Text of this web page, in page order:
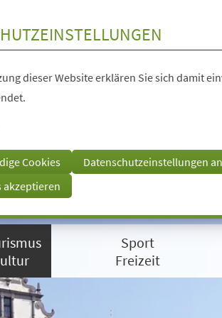
dieser Website erklären Sie sich damit
Cookies
Datenschutzeinstellungen
akzeptieren
Sport
Freizeit